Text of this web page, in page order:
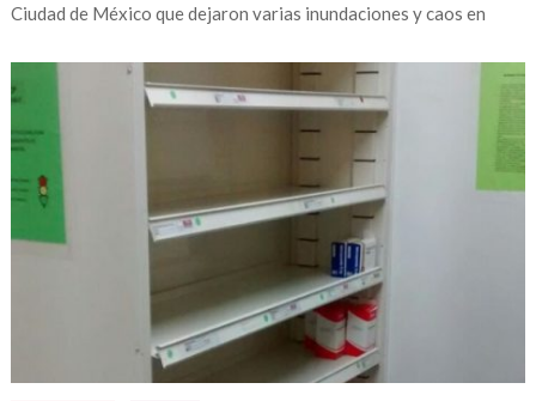
Ciudad de México que dejaron varias inundaciones y caos en